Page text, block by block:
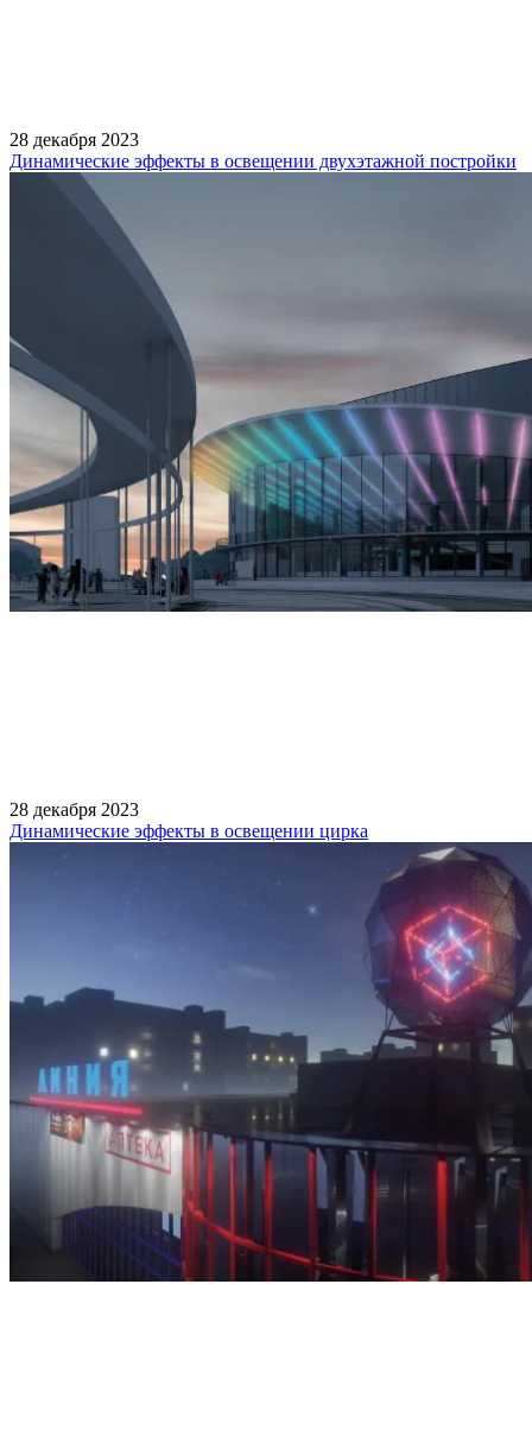
28 декабря 2023
Динамические эффекты в освещении двухэтажной постройки
28 декабря 2023
Динамические эффекты в освещении цирка